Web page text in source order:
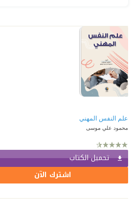
علم النفس المهني
محمود علي موسى
تحميل الكتاب
اشترك الآن